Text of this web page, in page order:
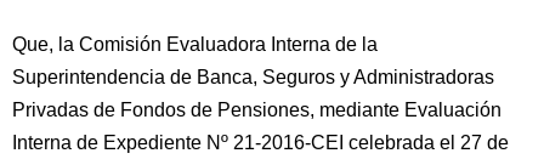
Que, la Comisión Evaluadora Interna de la
Superintendencia de Banca, Seguros y Administradoras
Privadas de Fondos de Pensiones, mediante Evaluación
Interna de Expediente Nº 21-2016-CEI celebrada el 27 de